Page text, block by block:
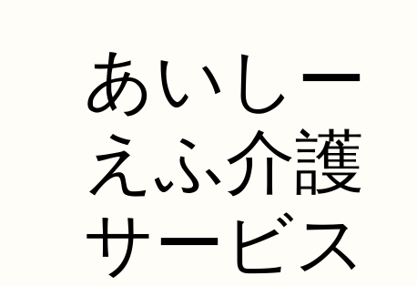
​あいしー
えふ介護
サービス